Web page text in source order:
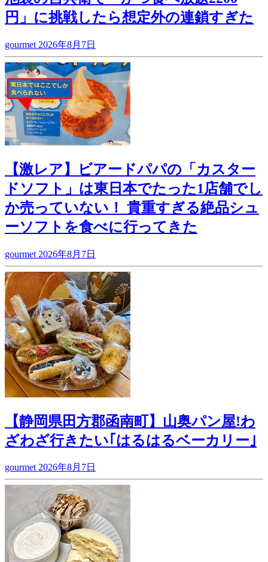
円」に挑戦したら想定外の連鎖すぎた
gourmet 2026年8月7日
【激レア】ビアードパパの「カスター
ドソフト」は東日本でたった1店舗でし
か売っていない！ 貴重すぎる絶品シュ
ーソフトを食べに行ってきた
gourmet 2026年8月7日
【静岡県田方郡函南町】山奥パン屋!わ
ざわざ行きたい｢はるはるベーカリー｣
gourmet2026年8月7日